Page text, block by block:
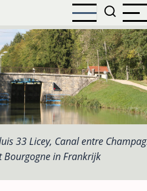
33 Licey, Canal entre
Bourgogne in Frankrijk